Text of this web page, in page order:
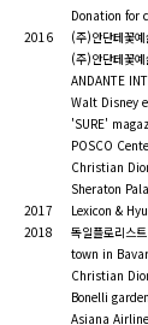
Donation for
2016 (주)안단테꽃예
(주)안단테꽃예술
ANDANTE
Walt Disney
'SURE'
POSCO Center
Christian Dior
Sheraton Palace
2017 Lexicon &
2018 독일플로리스트
town in Bavaria 한
Christian Dior
Bonelli garden
Asiana Airlines